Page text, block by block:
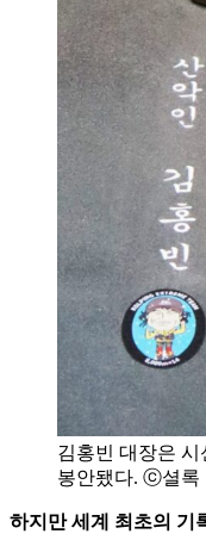
김홍빈 대장은
봉안됐다. ⓒ셜록
하지만 세계 최초의 기